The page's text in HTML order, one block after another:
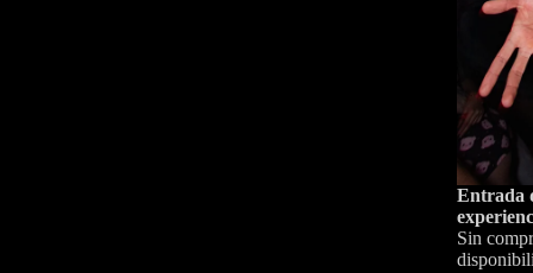
Entrada
Sin